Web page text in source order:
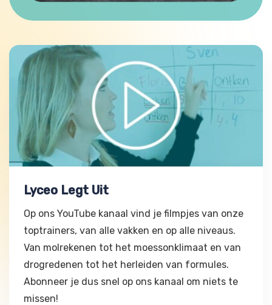
Lyceo Legt Uit
Lyceo Legt Uit
Op ons YouTube kanaal vind je filmpjes van onze
toptrainers, van alle vakken en op alle niveaus.
Van molrekenen tot het moessonklimaat en van
drogredenen tot het herleiden van formules.
Abonneer je dus snel op ons kanaal om niets te
missen!